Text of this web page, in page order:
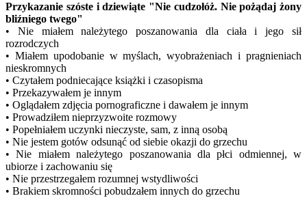
Przykazanie szóste i dziewiąte "Nie cudzołóż. Nie pożądaj żony
bliźniego twego"
• Nie miałem należytego poszanowania dla ciała i jego sił
rozrodczych
• Miałem upodobanie w myślach, wyobrażeniach i pragnieniach
nieskromnych
• Czytałem podniecające książki i czasopisma
• Przekazywałem je innym
• Oglądałem zdjęcia pornograficzne i dawałem je innym
• Prowadziłem nieprzyzwoite rozmowy
• Popełniałem uczynki nieczyste, sam, z inną osobą
• Nie jestem gotów odsunąć od siebie okazji do grzechu
• Nie miałem należytego poszanowania dla płci odmiennej, w
ubiorze i zachowaniu się
• Nie przestrzegałem rozumnej wstydliwości
• Brakiem skromności pobudzałem innych do grzechu